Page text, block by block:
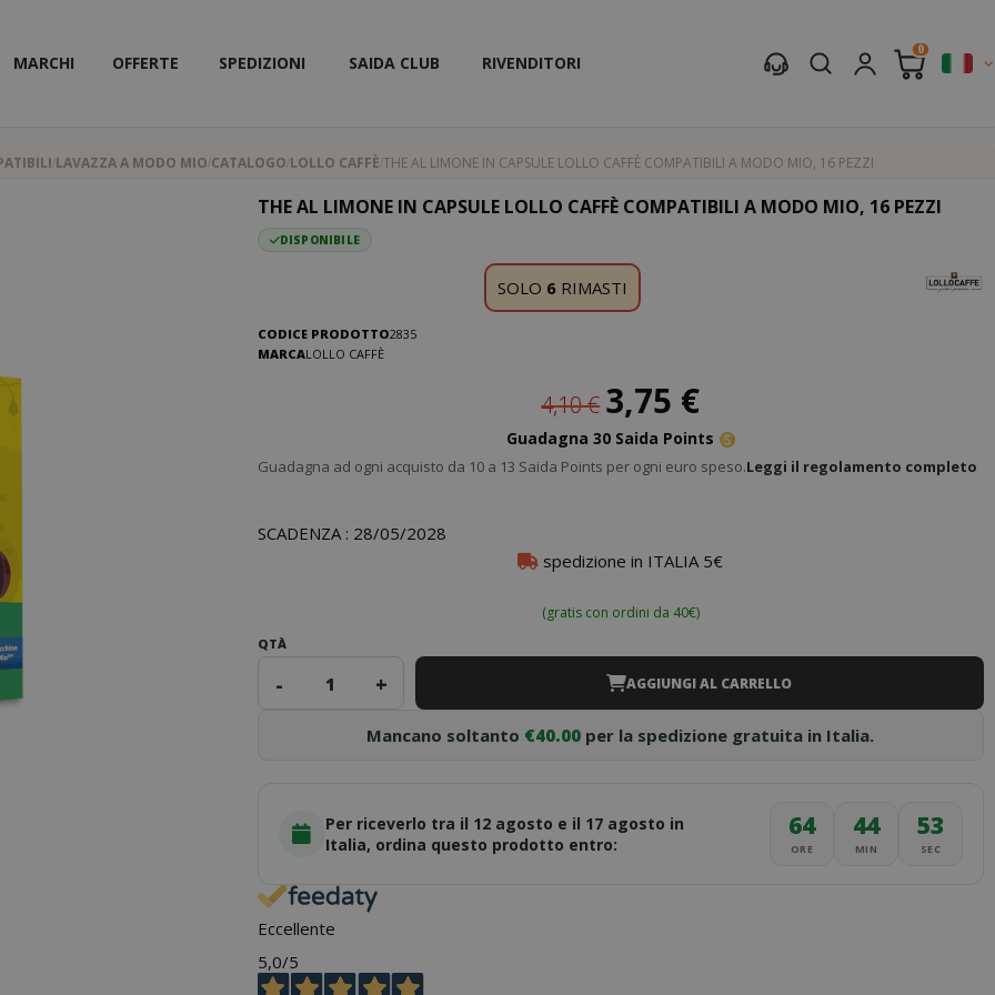
MARCHI OFFERTE SPEDIZIONI SAIDA CLUB RIVENDITORI
0
LAVAZZA A MODO MIO CATALOGO LOLLO CAFFÈ THE AL LIMONE IN CAPSULE LOLLO CAFFÈ COMPATIBILI A MODO MIO, 16 PEZZI
THE AL LIMONE IN CAPSULE LOLLO CAFFÈ COMPATIBILI A MODO MIO, 16 PEZZI
DISPONIBILE
SOLO 6 RIMASTI
CODICE PRODOTTO2835
MARCALOLLO CAFFÈ
4,10 €
Prezzo
speciale
3,75 €
Guadagna 30 Saida Points
Guadagna ad ogni acquisto da 10 a 13 Saida Points per ogni euro speso.Leggi il regolamento completo
SCADENZA : 28/05/2028
spedizione in ITALIA 5€
(gratis con ordini da 40€)
QTÀ
- + AGGIUNGI AL CARRELLO
Mancano soltanto €40.00 per la spedizione gratuita in Italia.
Per riceverlo tra il 12 agosto e il 17 agosto in
Italia, ordina questo prodotto entro:
64
ORE
44
MIN
51
SEC
Eccellente
5,0/5